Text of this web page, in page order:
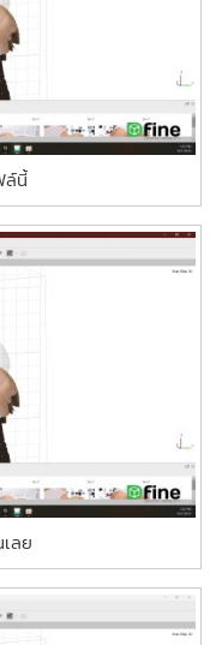
ล์นี้
ลย